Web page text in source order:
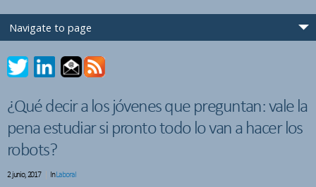
¿Qué decir a los jóvenes que preguntan: vale la
pena estudiar si pronto todo lo van a hacer los
robots?
2 junio, 2017 InLaboral